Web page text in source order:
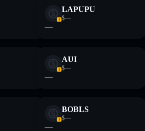
LAPUPU
$—
—
AUI
$—
—
BOBLS
$—
—